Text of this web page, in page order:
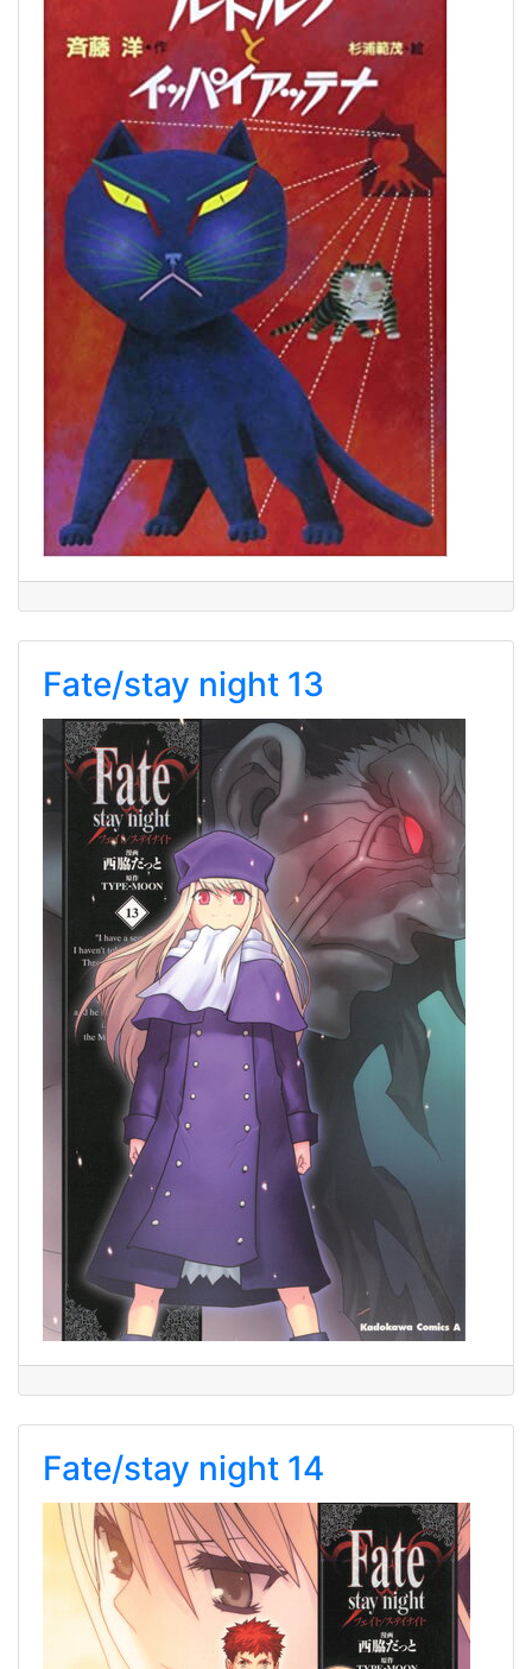
Fate/stay night 13
Fate/stay night 14